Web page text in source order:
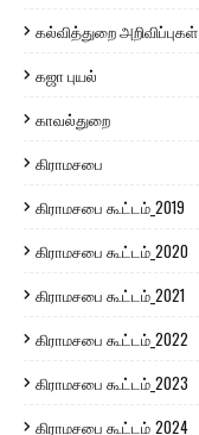
கல்வித்துறை அறிவிப்புகள்
கஜா புயல்
காவல்துறை
கிராமசபை
கிராமசபை கூட்டம்_2019
கிராமசபை கூட்டம்_2020
கிராமசபை கூட்டம்_2021
கிராமசபை கூட்டம்_2022
கிராமசபை கூட்டம்_2023
கிராமசபை கூட்டம்_2024